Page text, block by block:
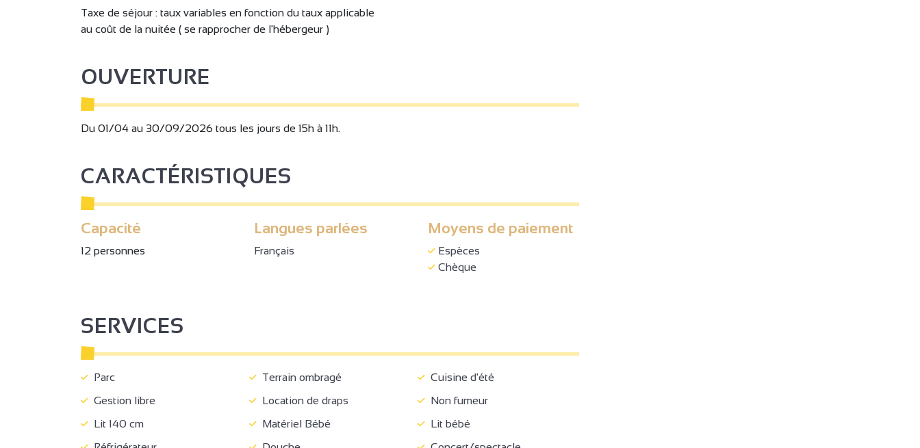
Taxe de séjour : taux variables en fonction du taux applicable
au coût de la nuitée ( se rapprocher de l'hébergeur )
OUVERTURE
Du 01/04 au 30/09/2026 tous les jours de 15h à 11h.
CARACTÉRISTIQUES
Capacité
12 personnes
Langues parlées
Français
Moyens de paiement
Espèces
Chèque
SERVICES
Parc Terrain ombragé
Cuisine d'été
Gestion libre
Location de draps
Non fumeur
Lit 140 cm
Matériel Bébé
Lit bébé